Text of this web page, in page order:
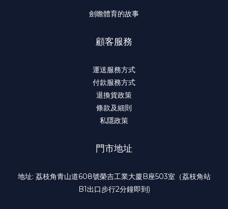
劍瞻體育的故事
顧客服務
運送服務方式
付款服務方式
退換貨政策
條款及細則
私隱政策
門市地址
地址: 荔枝角青山道608號榮吉工業大廈B座503室（荔枝角站
B1出口步行2分鐘即到)